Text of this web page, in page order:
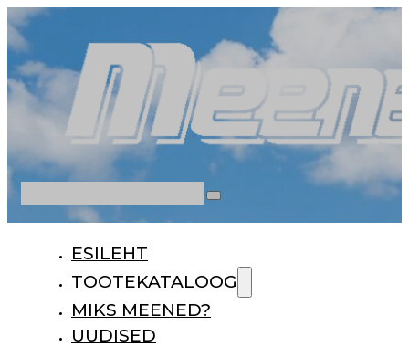
ESILEHT
TOOTEKATALOOG
MIKS MEENED?
UUDISED